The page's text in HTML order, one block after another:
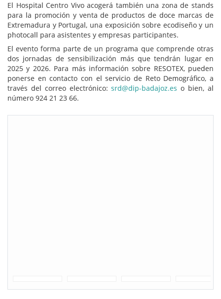
El Hospital Centro Vivo acogerá también una zona de stands
para la promoción y venta de productos de doce marcas de
Extremadura y Portugal, una exposición sobre ecodiseño y un
photocall para asistentes y empresas participantes.
El evento forma parte de un programa que comprende otras
dos jornadas de sensibilización más que tendrán lugar en
2025 y 2026. Para más información sobre RESOTEX, pueden
ponerse en contacto con el servicio de Reto Demográfico, a
través del correo electrónico:srd@dip-badajoz.es o bien, al
número 924 21 23 66.